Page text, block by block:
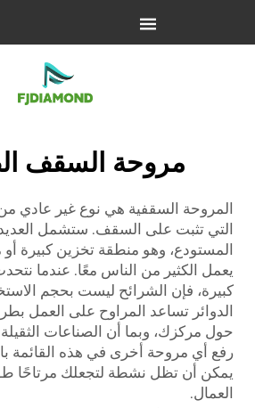
مروحة السقف
المروحة السقفية هي نوع غير عادي
التي تثبت على السقف. ستشمل
المستودع، وهو منطقة تخزين كبيرة
يعمل الكثير من الناس معًا. عندما
كبيرة، فإن الشرائح ليست بحجم
الدوائر تساعد المراوح على العمل
حول مركزك، وبما أن الصناعات
رفع أي مروحة أخرى في هذه القائمة
يمكن أن تظل نشطة لتجعلك مرتاحًا
العمال.